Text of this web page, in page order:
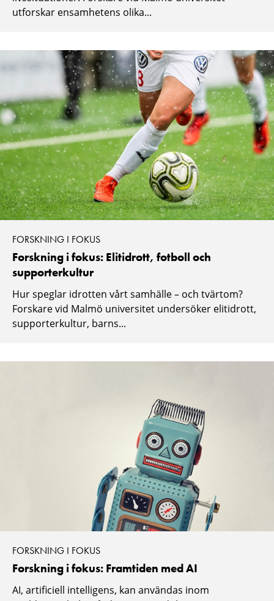
utforskar ensamhetens olika...
FORSKNING I FOKUS
Forskning i fokus: Elitidrott, fotboll och
supporterkultur
Hur speglar idrotten vårt samhälle – och tvärtom?
Forskare vid Malmö universitet undersöker elitidrott,
supporterkultur, barns...
FORSKNING I FOKUS
Forskning i fokus: Framtiden med AI
AI, artificiell intelligens, kan användas inom